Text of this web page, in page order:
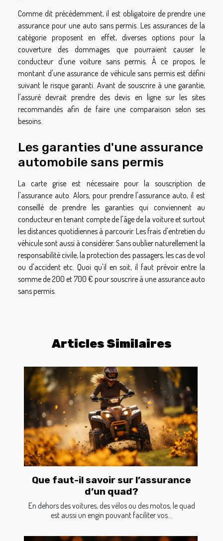
Comme dit précédemment, il est obligatoire de prendre une
assurance pour une auto sans permis. Les assurances de la
catégorie proposent en effet, diverses options pour la
couverture des dommages que pourraient causer le
conducteur d'une voiture sans permis. À ce propos, le
montant d'une assurance de véhicule sans permis est défini
suivant le risque garanti. Avant de souscrire à une garantie,
l'assuré devrait prendre des devis en ligne sur les sites
recommandés afin de faire une comparaison selon ses
besoins.
Les garanties d'une assurance
automobile sans permis
La carte grise est nécessaire pour la souscription de
l'assurance auto. Alors, pour prendre l'assurance auto, il est
conseillé de prendre les garanties qui conviennent au
conducteur en tenant compte de l'âge de la voiture et surtout
les distances quotidiennes à parcourir. Les frais d'entretien du
véhicule sont aussi à considérer. Sans oublier naturellement la
responsabilité civile, la protection des passagers, les cas de vol
ou d'accident etc. Quoi qu'il en soit, il faut prévoir entre la
somme de 200 et 700 € pour souscrire à une assurance auto
sans permis.
Articles Similaires
Que faut-il savoir sur l’assurance
d’un quad?
En dehors des voitures, des vélos ou des motos, le quad
est aussi un engin pouvant faciliter vos...